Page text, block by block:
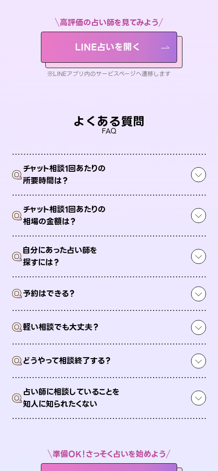
高評価の占い師を見てみよう
LINE占いを開く
※LINEアプリ内のサービスページへ遷移します
よくある質問
FAQ
Qチャット相談1回あたりの
所要時間は？
Qチャット相談1回あたりの
相場の金額は？
Q自分にあった占い師を
探すには？
Q予約はできる？
Q軽い相談でも大丈夫？
Qどうやって相談終了する？
Q占い師に相談していることを
知人に知られたくない
準備OK！さっそく占いを始めよう